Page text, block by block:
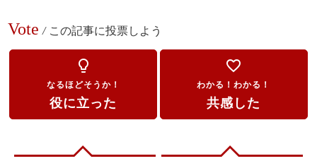
Vote / この記事に投票しよう
lightbulb_outline
なるほどそうか！
役に立った
favorite_border
わかる！わかる！
共感した